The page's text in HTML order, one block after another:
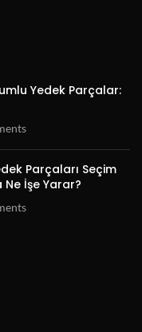
Yedek Parçalar:
Parçaları Seçim
Ne İşe Yarar?